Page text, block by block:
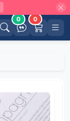
0 0